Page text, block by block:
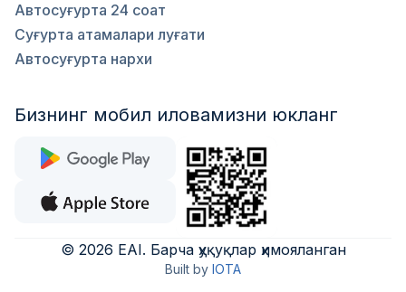
Автосуғурта 24 соат
Суғурта атамалари луғати
Автосуғурта нархи
Бизнинг мобил иловамизни юкланг
© 2026 EAI. Барча ҳуқуқлар ҳимояланган
Built by IOTA